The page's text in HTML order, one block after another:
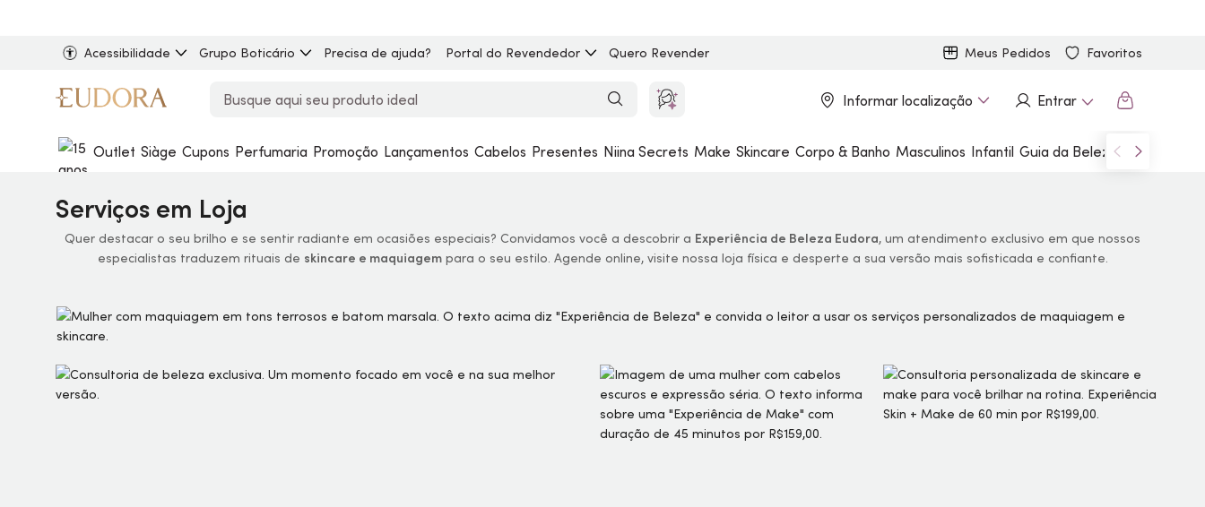
Acessibilidade Grupo Boticário Precisa de ajuda? Portal do Revendedor Quero Revender Meus Pedidos Favoritos
Informar localização Entrar
Outlet Siàge Cupons Perfumaria Promoção Lançamentos Cabelos Presentes Niina Secrets Make Skincare Corpo & Banho Masculinos Infantil Guia da Beleza Marcas
Serviços em Loja
Quer destacar o seu brilho e se sentir radiante em ocasiões especiais? Convidamos você a descobrir a Experiência de Beleza Eudora, um atendimento exclusivo em que nossos
especialistas traduzem rituais de skincare e maquiagempara o seu estilo. Agende online, visite nossa loja física e desperte a sua versão mais sofisticada e confiante.